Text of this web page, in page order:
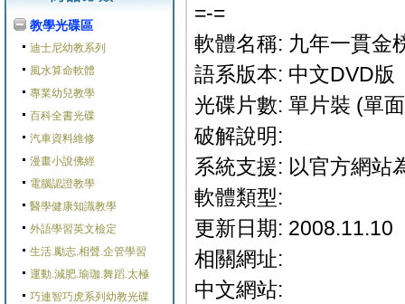
教學光碟區
迪士尼幼教系列
風水算命軟體
專業幼兒教學
百科全書光碟
汽車資料維修
漫畫小說佛經
電腦認證教學
醫學健康知識教學
外語學習英文檢定
生活.勵志.相聲.企管學習
運動.減肥.瑜珈.舞蹈.太極
巧連智巧虎系列幼教光碟
=-=
軟體名稱: 九年一貫金
語系版本: 中文DVD版
光碟片數: 單片裝 (單
破解說明:
系統支援: 以官方網站
軟體類型:
更新日期: 2008.11.10
相關網址:
中文網站: